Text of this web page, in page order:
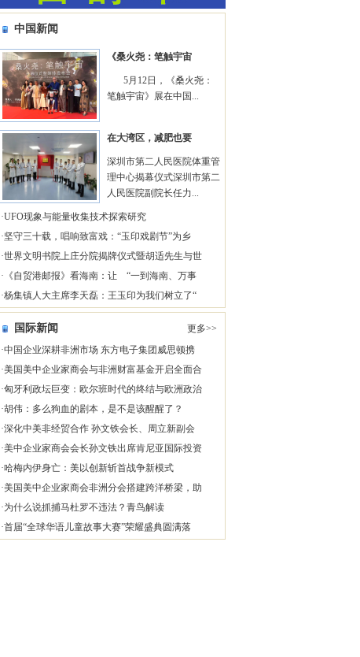
中国新闻
《桑火尧：笔触宇宙
5月12日，《桑火尧：
笔触宇宙》展在中国...
在大湾区，减肥也要
深圳市第二人民医院体重管
理中心揭幕仪式深圳市第二
人民医院副院长任力...
·UFO现象与能量收集技术探索研究
·坚守三十载，唱响致富戏：“玉印戏剧节”为乡
·世界文明书院上庄分院揭牌仪式暨胡适先生与世
· 《自贸港邮报》看海南：让 “一到海南、万事
·杨集镇人大主席李天磊：王玉印为我们树立了“
国际新闻
更多>>
·中国企业深耕非洲市场 东方电子集团威思顿携
·美国美中企业家商会与非洲财富基金开启全面合
·匈牙利政坛巨变：欧尔班时代的终结与欧洲政治
·胡伟：多么狗血的剧本，是不是该醒醒了？
·深化中美非经贸合作 孙文铁会长、周立新副会
·美中企业家商会会长孙文铁出席肯尼亚国际投资
·哈梅内伊身亡：美以创新斩首战争新模式
·美国美中企业家商会非洲分会搭建跨洋桥梁，助
·为什么说抓捕马杜罗不违法？青鸟解读
·首届“全球华语儿童故事大赛”荣耀盛典圆满落